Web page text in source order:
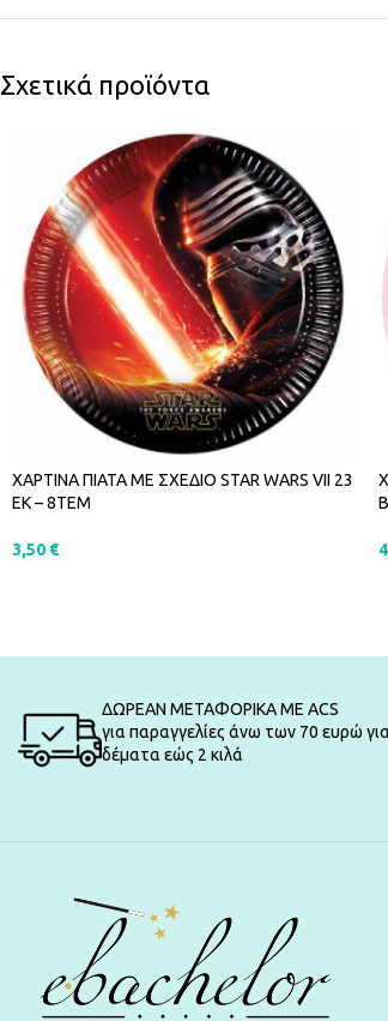
Σχετικά προϊόντα
ΧΑΡΤΙΝΑ ΠΙΑΤΑ ΜΕ ΣΧΕΔΙΟ STAR WARS VII 23
ΕΚ – 8ΤΕΜ
3,50 €
ΔΩΡΕΑΝ ΜΕΤΑΦΟΡΙΚΑ ΜΕ ACS
για παραγγελίες άνω των 70 ευρώ
δέματα εώς 2 κιλά